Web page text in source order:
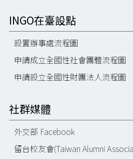
INGO在臺設點
設置辦事處流程圖
申請成立全國性社會團體流程圖
申請設立全國性財團法人流程圖
社群媒體
外交部 Facebook
留台校友會(Taiwan Alumni